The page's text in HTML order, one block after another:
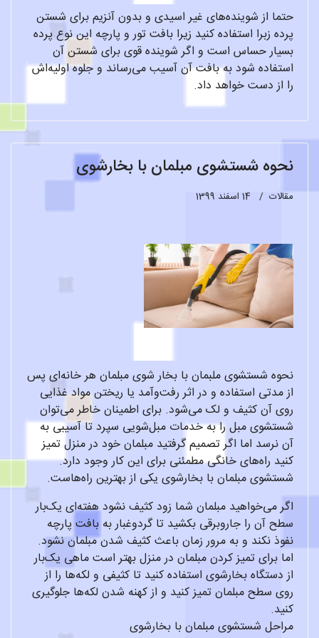
حتما از شوینده‌های غیر اسیدی و بدون آنزیم برای شستن
پرده زبرا استفاده کنید زیرا بافت تور و پارچه این نوع پرده
بسیار حساس است و اگر شوینده قوی برای شستن آن
استفاده شود به بافت آن آسیب می‌رساند و جلوه اولیه‌اش
را از دست خواهد داد.
نحوه شستشوی مبلمان با بخارشوی
مقالات 14 اسفند 1399
نحوه شستشوی ملبمان با بخار شوی مبلمان هر خانه‌ای پس
از مدتی استفاده و در اثر رفت‌وآمد یا ریختن مواد غذایی
روی آن کثیف و لک می‌شود. برای اطمینان خاطر می‌توان
شستشوی مبل را به خدمات مبل‌شویی سپرد تا آسیبی به
آن نرسد اما اگر تصمیم گرفتید مبلمان خود در منزل تمیز
کنید راه‌های خانگی مطمئنی برای این کار وجود دارد.
شستشوی مبلمان با بخارشوی یکی از بهترین راه‌هاست.
اگر می‌خواهید مبلمان شما زود کثیف نشود هفته‌ای یک‌بار
سطح آن را جاروبرقی بکشید تا گردوغبار به بافت پارچه
نفوذ نکند و به مرور زمان باعث کثیف شدن مبلمان نشود.
اما برای تمیز کردن مبلمان در منزل بهتر است ماهی یک‌بار
از دستگاه بخارشوی استفاده کنید تا کثیفی و لکه‌ها را از
روی سطح مبلمان تمیز کنید و از کهنه شدن لکه‌ها جلوگیری
کنید.
مراحل شستشوی مبلمان با بخارشوی